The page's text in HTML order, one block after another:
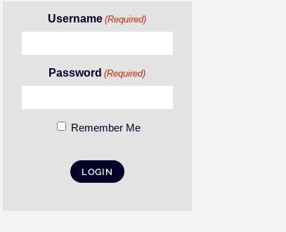
Username (Required)
Password (Required)
Remember Me